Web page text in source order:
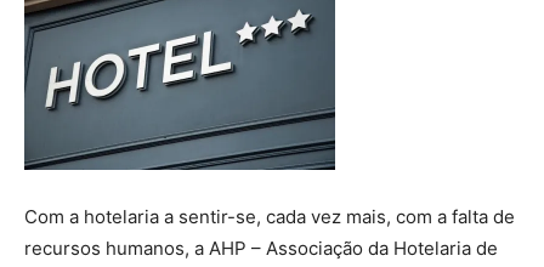
Com a hotelaria a sentir-se, cada vez mais, com a falta de
recursos humanos, a AHP – Associação da Hotelaria de